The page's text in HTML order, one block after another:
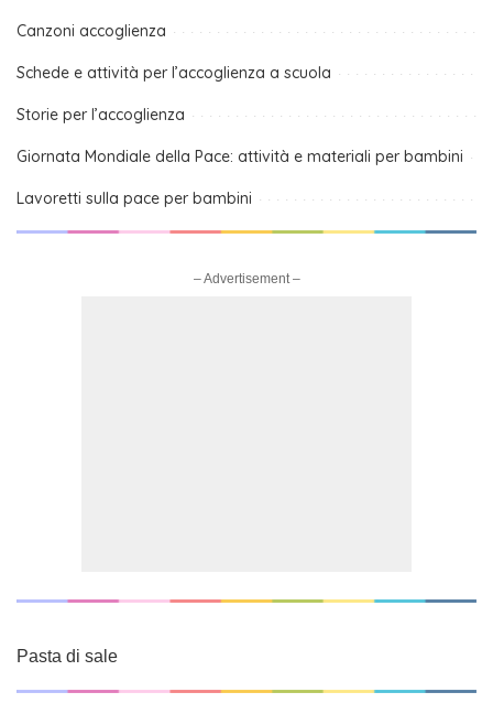
Canzoni accoglienza
Schede e attività per l’accoglienza a scuola
Storie per l’accoglienza
Giornata Mondiale della Pace: attività e materiali per bambini
Lavoretti sulla pace per bambini
– Advertisement –
Pasta di sale